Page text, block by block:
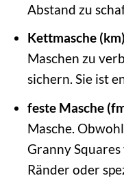
Abstand zu
Kettmasche
Maschen zu
sichern. Sie ist
feste Masche
Masche.
Granny
Ränder oder